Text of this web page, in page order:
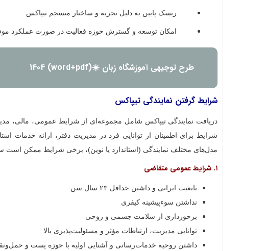
ریسک پایین به دلیل تجربه و ساختار منسجم تیپاکس
امکان توسعه و گسترش حوزه فعالیت در صورت عملکرد
طرح توجیهی آموزشگاه زبان ☀️(word+pdf) 1404
شرایط گرفتن نمایندگی تیپاکس
دریافت نمایندگی تیپاکس شامل مجموعه‌ای از شرایط عمومی، مالی،
شرایط برای اطمینان از توانایی فرد در مدیریت دفتر، ارائه خدمات
مدل‌های مختلف نمایندگی (استاندارد یا نوین)، برخی شرایط ممکن است
۱. شرایط عمومی متقاضی
تابعیت ایرانی و داشتن حداقل ۲۳ سال سن
نداشتن سوءپیشینه کیفری
برخورداری از سلامت جسمی و روحی
توانایی مدیریت، ارتباطات مؤثر و مسئولیت‌پذیری بالا
داشتن روحیه خدمات‌رسانی و آشنایی اولیه با حوزه پست و